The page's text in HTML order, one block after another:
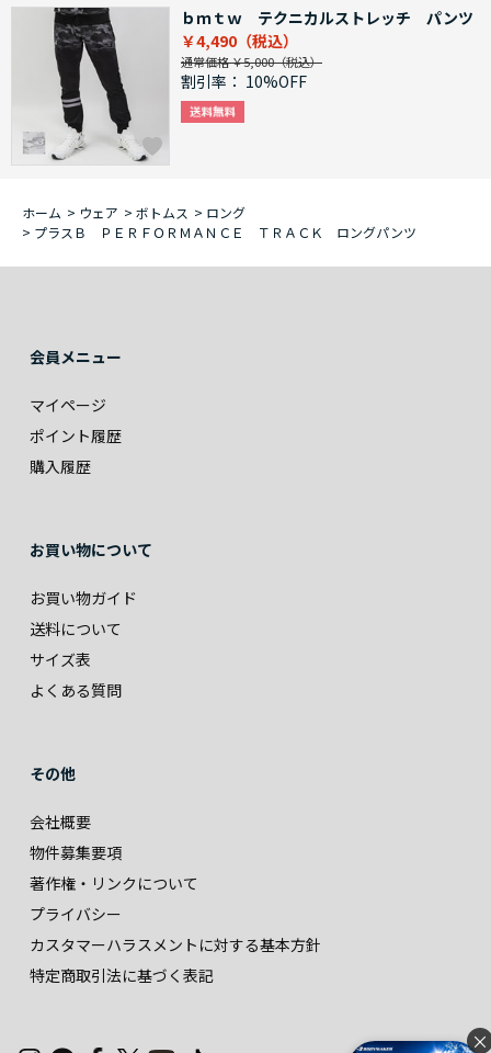
×
ｂｍｔｗ テクニカルストレッチ パンツ
￥4,490
通常価格 ￥5,000
割引率： 10%OFF
ホーム > ウェア > ボトムス > ロング
> プラスＢ ＰＥＲＦＯＲＭＡＮＣＥ ＴＲＡＣＫ ロングパンツ
会員メニュー
マイページ
ポイント履歴
購入履歴
お買い物について
お買い物ガイド
送料について
サイズ表
よくある質問
その他
会社概要
物件募集要項
著作権・リンクについて
プライバシー
カスタマーハラスメントに対する基本方針
特定商取引法に基づく表記